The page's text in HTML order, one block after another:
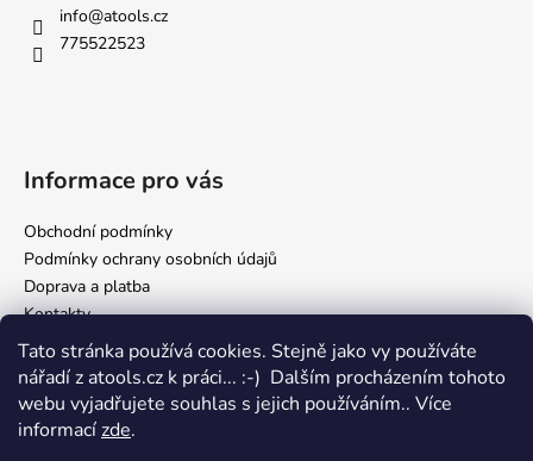
Tato stránka používá cookies. Stejně jako vy používáte
nářadí z atools.cz k práci... :-) Dalším procházením tohoto
webu vyjadřujete souhlas s jejich používáním.. Více
informacízde.
info@atools.cz
775522523
Informace pro vás
Obchodní podmínky
Podmínky ochrany osobních údajů
Doprava a platba
Kontakty
Facebook